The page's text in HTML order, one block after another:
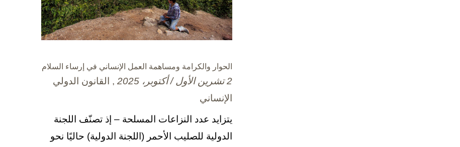
الحوار والكرامة ومساهمة العمل الإنساني في إرساء السلام
2 تشرين الأول / أكتوبر، 2025
, القانون الدولي
الإنساني
يتزايد عدد النزاعات المسلحة – إذ تصنّف اللجنة
الدولية للصليب الأحمر (اللجنة الدولية) حاليًا نحو